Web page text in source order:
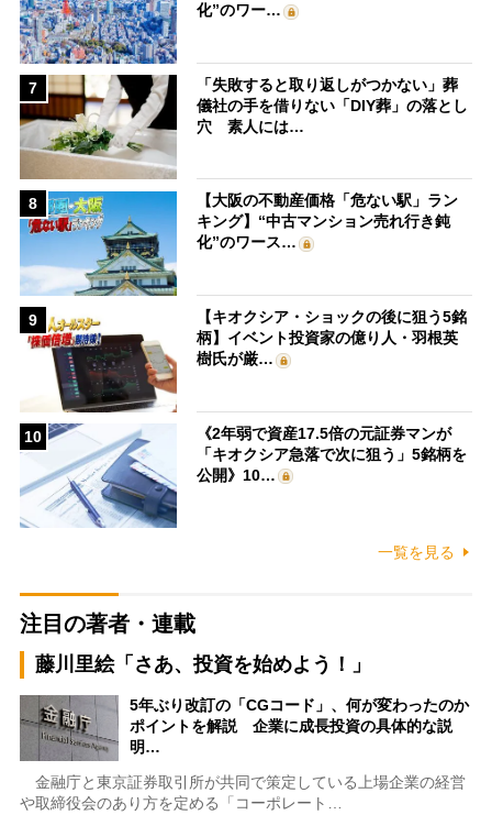
化”のワー…
7
「失敗すると取り返しがつかない」葬
儀社の手を借りない「DIY葬」の落とし
穴 素人には…
8
【大阪の不動産価格「危ない駅」ラン
キング】“中古マンション売れ行き鈍
化”のワース…
9
【キオクシア・ショックの後に狙う5銘
柄】イベント投資家の億り人・羽根英
樹氏が厳…
10
《2年弱で資産17.5倍の元証券マンが
「キオクシア急落で次に狙う」5銘柄を
公開》10…
一覧を見る
注目の著者・連載
藤川里絵「さあ、投資を始めよう！」
5年ぶり改訂の「CGコード」、何が変わったのか
ポイントを解説 企業に成長投資の具体的な説
明…
金融庁と東京証券取引所が共同で策定している上場企業の経営
や取締役会のあり方を定める「コーポレート…